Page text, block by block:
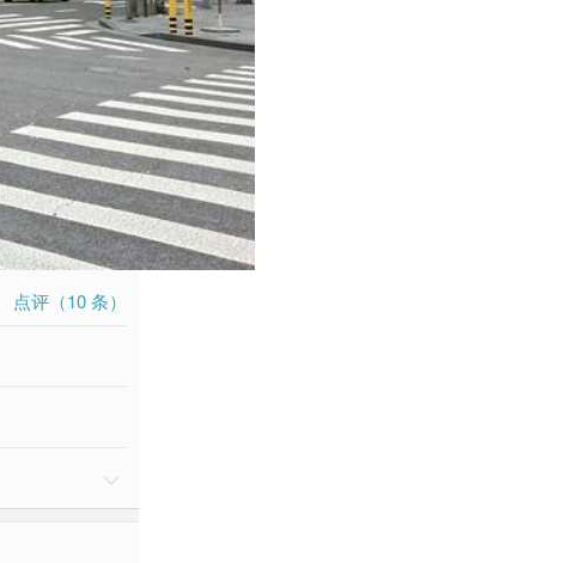
点评（10条）
